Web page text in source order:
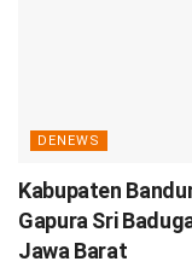
DENEWS
Kabupaten
Gapura Sri
Jawa Barat